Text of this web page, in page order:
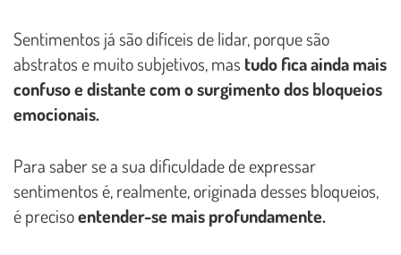
Sentimentos já são difíceis de lidar, porque são
abstratos e muito subjetivos, mas tudo fica ainda mais
confuso e distante com o surgimento dos bloqueios
emocionais.
Para saber se a sua dificuldade de expressar
sentimentos é, realmente, originada desses bloqueios,
é precisoentender-se mais profundamente.